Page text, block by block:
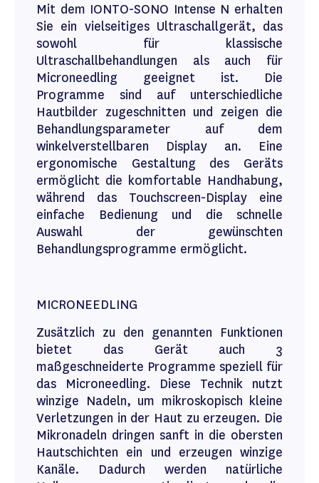
Mit dem IONTO-SONO Intense N erhalten
Sie ein vielseitiges Ultraschallgerät, das
sowohl für klassische
Ultraschallbehandlungen als auch für
Microneedling geeignet ist. Die
Programme sind auf unterschiedliche
Hautbilder zugeschnitten und zeigen die
Behandlungsparameter auf dem
winkelverstellbaren Display an. Eine
ergonomische Gestaltung des Geräts
ermöglicht die komfortable Handhabung,
während das Touchscreen-Display eine
einfache Bedienung und die schnelle
Auswahl der gewünschten
Behandlungsprogramme ermöglicht.
MICRONEEDLING
Zusätzlich zu den genannten Funktionen
bietet das Gerät auch 3
maßgeschneiderte Programme speziell für
das Microneedling. Diese Technik nutzt
winzige Nadeln, um mikroskopisch kleine
Verletzungen in der Haut zu erzeugen. Die
Mikronadeln dringen sanft in die obersten
Hautschichten ein und erzeugen winzige
Kanäle. Dadurch werden natürliche